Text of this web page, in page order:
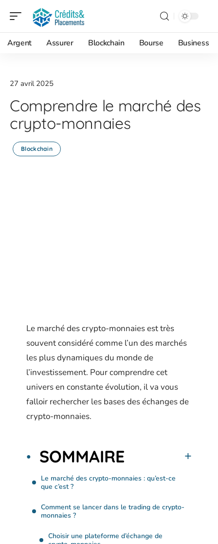
Argent Assurer Blockchain Bourse Business
27 avril 2025
Comprendre le marché des
crypto-monnaies
Blockchain
Le marché des crypto-monnaies est très
souvent considéré comme l’un des marchés
les plus dynamiques du monde de
l’investissement. Pour comprendre cet
univers en constante évolution, il va vous
falloir rechercher les bases des échanges de
crypto-monnaies.
SOMMAIRE
Le marché des crypto-monnaies : qu’est-ce
que c’est ?
Comment se lancer dans le trading de crypto-
monnaies ?
Choisir une plateforme d’échange de